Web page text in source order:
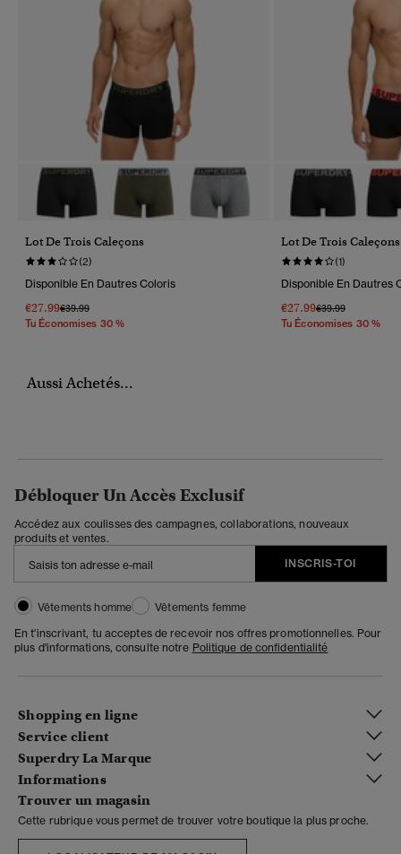
Lot De Trois Caleçons
(2)
Disponible En Dautres Coloris
€27.99Prix Réduit De
€39.99À
Tu Économises 30 %
Lot De Trois Caleçons
(1)
Disponible En Dautres
€27.99Prix Réduit De
€39.99À
Tu Économises 30 %
Aussi Achetés...
Débloquer Un Accès Exclusif
Accédez aux coulisses des campagnes, collaborations, nouveaux
produits et ventes.
INSCRIS-TOI
Vêtements homme
Vêtements femme
En t'inscrivant, tu acceptes de recevoir nos offres promotionnelles. Pour
plus d'informations, consulte notre Politique de confidentialité
Shopping en ligne
Service client
Superdry La Marque
Informations
Trouver un magasin
Cette rubrique vous permet de trouver votre boutique la plus proche.